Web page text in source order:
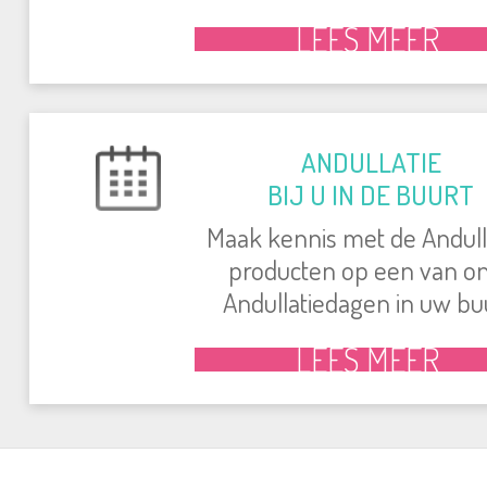
LEES MEER
ANDULLATIE
BIJ U IN DE BUURT
Maak kennis met de
producten op een van
Andullatiedagen in uw
LEES MEER